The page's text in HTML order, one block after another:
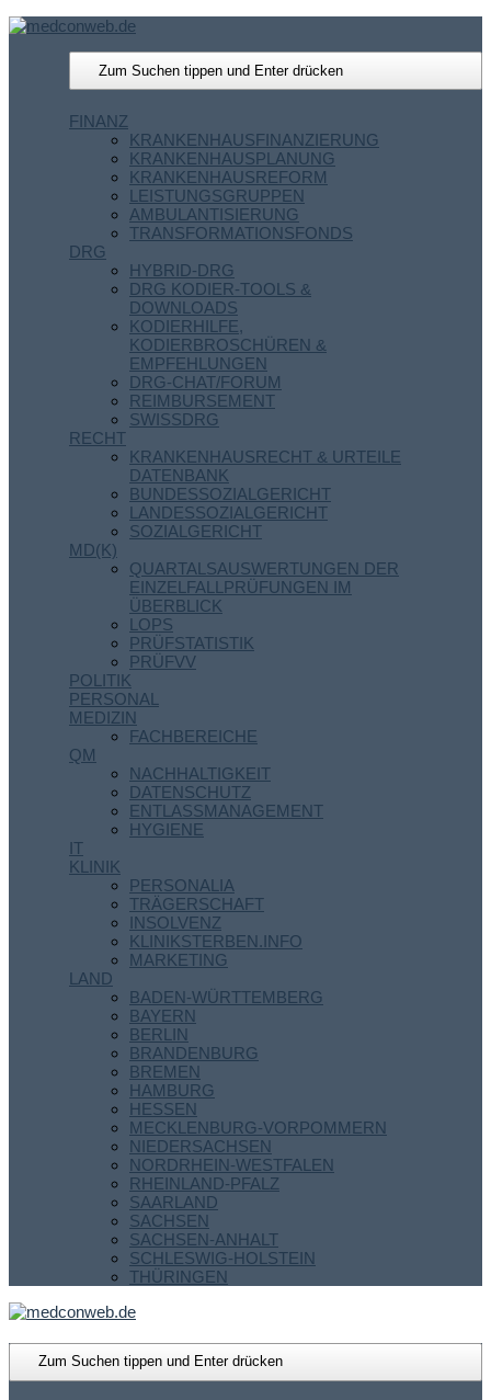
FINANZ
KRANKENHAUSFINANZIERUNG
KRANKENHAUSPLANUNG
KRANKENHAUSREFORM
LEISTUNGSGRUPPEN
AMBULANTISIERUNG
TRANSFORMATIONSFONDS
DRG
HYBRID-DRG
DRG KODIER-TOOLS &
DOWNLOADS
KODIERHILFE,
KODIERBROSCHÜREN &
EMPFEHLUNGEN
DRG-CHAT/FORUM
REIMBURSEMENT
SWISSDRG
RECHT
KRANKENHAUSRECHT & URTEILE
DATENBANK
BUNDESSOZIALGERICHT
LANDESSOZIALGERICHT
SOZIALGERICHT
MD(K)
QUARTALSAUSWERTUNGEN DER
EINZELFALLPRÜFUNGEN IM
ÜBERBLICK
LOPS
PRÜFSTATISTIK
PRÜFVV
POLITIK
PERSONAL
MEDIZIN
FACHBEREICHE
QM
NACHHALTIGKEIT
DATENSCHUTZ
ENTLASSMANAGEMENT
HYGIENE
IT
KLINIK
PERSONALIA
TRÄGERSCHAFT
INSOLVENZ
KLINIKSTERBEN.INFO
MARKETING
LAND
BADEN-WÜRTTEMBERG
BAYERN
BERLIN
BRANDENBURG
BREMEN
HAMBURG
HESSEN
MECKLENBURG-VORPOMMERN
NIEDERSACHSEN
NORDRHEIN-WESTFALEN
RHEINLAND-PFALZ
SAARLAND
SACHSEN
SACHSEN-ANHALT
SCHLESWIG-HOLSTEIN
THÜRINGEN